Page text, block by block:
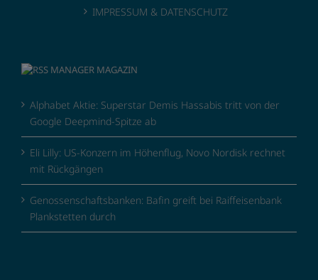
IMPRESSUM & DATENSCHUTZ
MANAGER MAGAZIN
Alphabet Aktie: Superstar Demis Hassabis tritt von der
Google Deepmind-Spitze ab
Eli Lilly: US-Konzern im Höhenflug, Novo Nordisk rechnet
mit Rückgängen
Genossenschaftsbanken: Bafin greift bei Raiffeisenbank
Plankstetten durch